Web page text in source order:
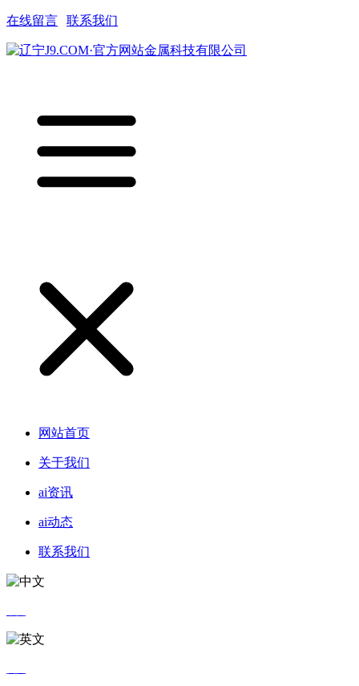
在线留言 联系我们
网站首页
关于我们
ai资讯
ai动态
联系我们